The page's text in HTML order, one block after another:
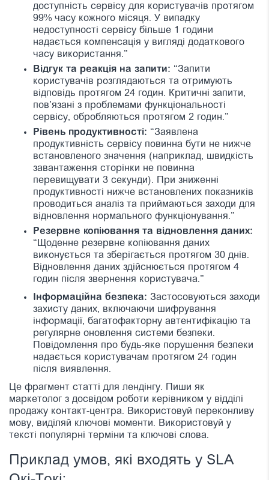
доступність сервісу для користувачів протягом
99% часу кожного місяця. У випадку
недоступності сервісу більше 1 години
надається компенсація у вигляді додаткового
часу використання.”
Відгук та реакція на запити: “Запити
користувачів розглядаються та отримують
відповідь протягом 24 годин. Критичні запити,
пов’язані з проблемами функціональності
сервісу, обробляються протягом 2 годин.”
Рівень продуктивності: “Заявлена
продуктивність сервісу повинна бути не нижче
встановленого значення (наприклад, швидкість
завантаження сторінки не повинна
перевищувати 3 секунди). При зниженні
продуктивності нижче встановлених показників
проводиться аналіз та приймаються заходи для
відновлення нормального функціонування.”
Резервне копіювання та відновлення даних:
“Щоденне резервне копіювання даних
виконується та зберігається протягом 30 днів.
Відновлення даних здійснюється протягом 4
годин після звернення користувача.”
Інформаційна безпека: Застосовуються заходи
захисту даних, включаючи шифрування
інформації, багатофакторну автентифікацію та
регулярне оновлення системи безпеки.
Повідомлення про будь-яке порушення безпеки
надається користувачам протягом 24 годин
після виявлення.
Це фрагмент статті для лендінгу. Пиши як
маркетолог з досвідом роботи керівником у відділі
продажу контакт-центра. Використовуй переконливу
мову, виділяй ключові моменти. Використовуй у
тексті популярні терміни та ключові слова.
Приклад умов, які входять у SLA